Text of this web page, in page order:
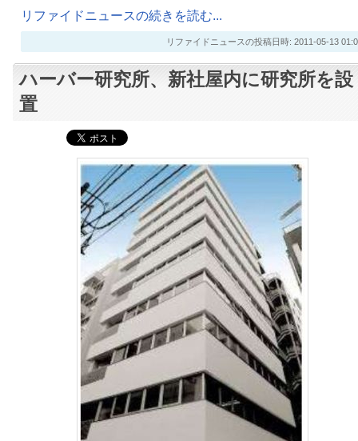
リファイドニュースの続きを読む...
リファイドニュースの投稿日時: 2011-05-13
ハーバー研究所、新社屋内に研究所を設
置